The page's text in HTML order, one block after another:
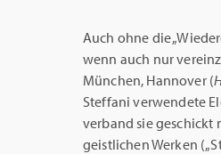
Auch ohne die
wenn auch nur
München, Hannover (
Steffani verwendete
verband sie geschickt
geistlichen Werken